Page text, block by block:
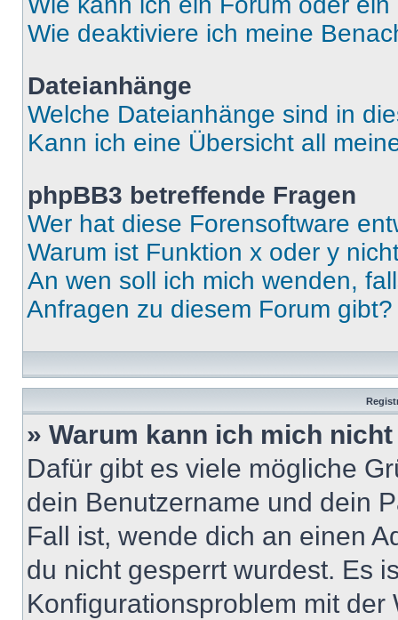
Wie deaktiviere ich meine
Dateianhänge
Welche Dateianhänge sind in
Kann ich eine Übersicht all
phpBB3 betreffende Fragen
Wer hat diese Forensoftware
Warum ist Funktion x oder y
An wen soll ich mich wenden,
Anfragen zu diesem Forum gibt?
» Warum kann ich mich
Dafür gibt es viele mögliche
dein Benutzername und dein
Fall ist, wende dich an einen
du nicht gesperrt wurdest. Es
Konfigurationsproblem mit